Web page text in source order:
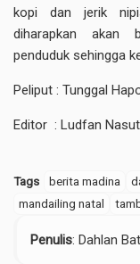
kopi dan jerik
diharapkan akan
penduduk sehingga
Peliput : Tunggal
Editor : Ludfan
Tags berita madina
mandailing natal
Penulis: Dahlan